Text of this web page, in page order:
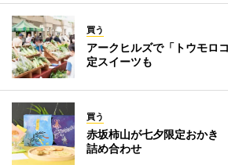
買う
アークヒルズで「トウモロ
定スイーツも
買う
赤坂柿山が七夕限定おかき
詰め合わせ